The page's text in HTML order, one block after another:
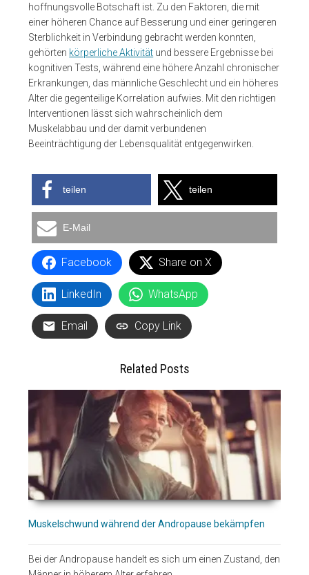
hoffnungsvolle Botschaft ist. Zu den Faktoren, die mit
einer höheren Chance auf Besserung und einer geringeren
Sterblichkeit in Verbindung gebracht werden konnten,
gehörten körperliche Aktivität und bessere Ergebnisse bei
kognitiven Tests, während eine höhere Anzahl chronischer
Erkrankungen, das männliche Geschlecht und ein höheres
Alter die gegenteilige Korrelation aufwies. Mit den richtigen
Interventionen lässt sich wahrscheinlich dem
Muskelabbau und der damit verbundenen
Beeinträchtigung der Lebensqualität entgegenwirken.
teilen teilen
E-Mail
Facebook Share on X
LinkedIn WhatsApp
Email Copy Link
Related Posts
Muskelschwund während der Andropause bekämpfen
Bei der Andropause handelt es sich um einen Zustand, den